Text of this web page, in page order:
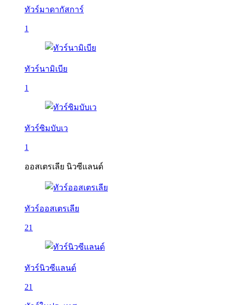
ทัวร์มาดากัสการ์
1
ทัวร์นามิเบีย
1
ทัวร์ซิมบับเว
1
ออสเตรเลีย นิวซีแลนด์
ทัวร์ออสเตรเลีย
21
ทัวร์นิวซีแลนด์
21